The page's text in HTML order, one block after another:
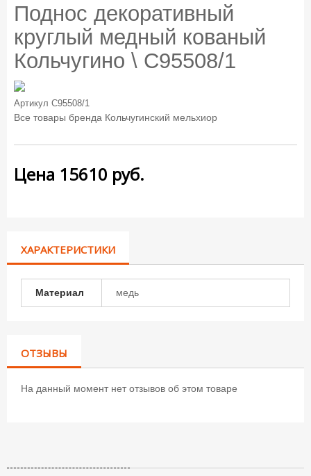
Поднос декоративный
круглый медный кованый
Кольчугино \ С95508/1
Артикул С95508/1
Все товары бренда Кольчугинский мельхиор
Цена 15610 руб.
ХАРАКТЕРИСТИКИ
Материал медь
ОТЗЫВЫ
На данный момент нет отзывов об этом товаре